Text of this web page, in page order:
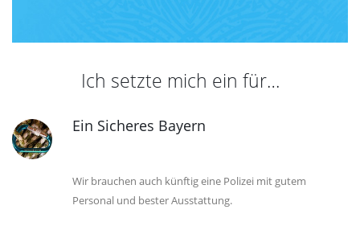
Ich setzte mich ein für
Ein Sicheres Bayern
Wir brauchen auch künftig eine Polizei mit gutem
Personal und bester Ausstattung.